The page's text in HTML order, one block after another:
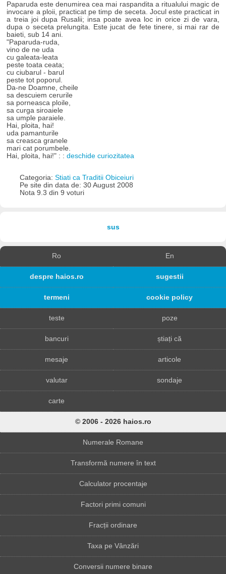
Paparuda este denumirea cea mai raspandita a ritualului magic de
invocare a ploii, practicat pe timp de seceta. Jocul este practicat in
a treia joi dupa Rusalii; insa poate avea loc in orice zi de vara,
dupa o seceta prelungita. Este jucat de fete tinere, si mai rar de
baieti, sub 14 ani.
"Paparuda-ruda,
vino de ne uda
cu galeata-leata
peste toata ceata;
cu ciubarul - barul
peste tot poporul.
Da-ne Doamne, cheile
sa descuiem cerurile
sa porneasca ploile,
sa curga siroaiele
sa umple paraiele.
Hai, ploita, hai!
uda pamanturile
sa creasca granele
mari cat porumbele.
Hai, ploita, hai!" : :deschide curiozitatea
Categoria: Stiati ca Traditii Obiceiuri
Pe site din data de: 30 August 2008
Nota 9.3 din 9 voturi
sus
Ro En
despre haios.ro sugestii
termeni cookie policy
teste poze
bancuri știați că
mesaje articole
valutar sondaje
carte
© 2006 - 2026 haios.ro
Numerale Romane
Transformă numere în text
Calculator procentaje
Factori primi comuni
Fracții ordinare
Taxa pe Vânzări
Conversii numere binare